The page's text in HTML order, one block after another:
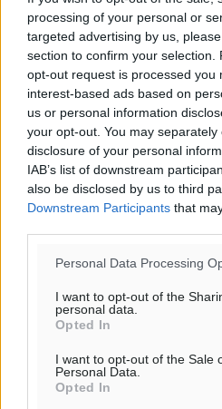
processing of your personal or
targeted advertising by us,
section to confirm your selection.
opt-out request is processed you
interest-based ads based on
us or personal information
your opt-out. You may
disclosure of your personal
IAB’s list of downstream
also be disclosed by us to third
Downstream Participants that
Personal Data Processing
I want to opt-out of the
personal data.
Opted In
I want to opt-out of the Sale
Personal Data.
Opted In
Ροή